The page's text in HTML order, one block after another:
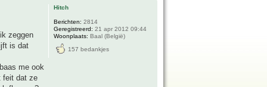
zeggen
is dat
me ook
feit dat ze
Hitch
Berichten: 2814
Geregistreerd: 21 apr 2012 09:44
Woonplaats: Baal (België)
157 bedankjes